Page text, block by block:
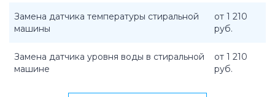
Замена датчика температуры стиральной
машины
от 1 210
руб.
Замена датчика уровня воды в стиральной
машине
от 1 210
руб.